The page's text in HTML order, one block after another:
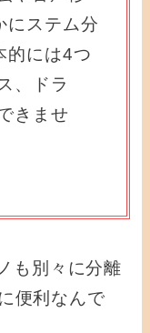
にステム分
的には4つ
、ドラ
きませ
も別々に分離
便利なんで